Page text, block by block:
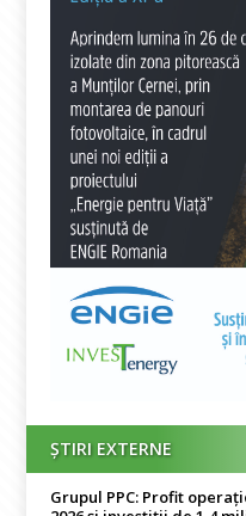
ȘTIRI EXTERNE
Grupul PPC: Profit